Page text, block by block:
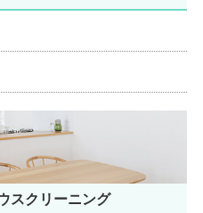
スクリーニング